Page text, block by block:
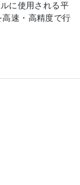
に使用される平
速・高精度で行